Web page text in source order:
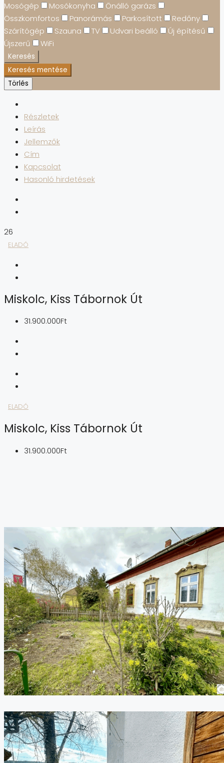
Mosógép
Mosókonyha
Önálló garázs
Összkomfortos
Panorámás Parkosított
Redőny
Szárítógép
Szauna TV Udvari beálló
Új építésű
Újszerű
WiFi
Keresés
Keresés mentése
Törlés
Részletek
Leírás
Jellemzők
Cím
Kapcsolat
Hasonló hirdetések
26
ELADÓ
Miskolc, Kiss Tábornok Út
31.900.000Ft
ELADÓ
Miskolc, Kiss Tábornok Út
31.900.000Ft